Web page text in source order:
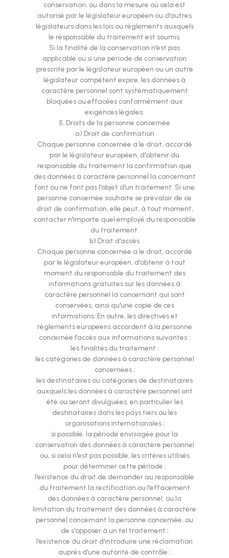
conservation, ou dans la mesure où cela est
autorisé par le législateur européen ou d'autres
législateurs dans les lois ou règlements auxquels
le responsable du traitement est soumis.
Si la finalité de la conservation n'est pas
applicable ou si une période de conservation
prescrite par le législateur européen ou un autre
législateur compétent expire, les données à
caractère personnel sont systématiquement
bloquées ou effacées conformément aux
exigences légales.
5. Droits de la personne concernée
a) Droit de confirmation
Chaque personne concernée a le droit, accordé
par le législateur européen, d'obtenir du
responsable du traitement la confirmation que
des données à caractère personnel la concernant
font ou ne font pas l'objet d'un traitement. Si une
personne concernée souhaite se prévaloir de ce
droit de confirmation, elle peut, à tout moment,
contacter n'importe quel employé du responsable
du traitement.
b) Droit d'accès
Chaque personne concernée a le droit, accordé
par le législateur européen, d'obtenir à tout
moment du responsable du traitement des
informations gratuites sur les données à
caractère personnel la concernant qui sont
conservées, ainsi qu'une copie de ces
informations. En outre, les directives et
règlements européens accordent à la personne
concernée l'accès aux informations suivantes :
les finalités du traitement ;
les catégories de données à caractère personnel
concernées ;
les destinataires ou catégories de destinataires
auxquels les données à caractère personnel ont
été ou seront divulguées, en particulier les
destinataires dans les pays tiers ou les
organisations internationales ;
si possible, la période envisagée pour la
conservation des données à caractère personnel
ou, si cela n'est pas possible, les critères utilisés
pour déterminer cette période ;
l'existence du droit de demander au responsable
du traitement la rectification ou l'effacement
des données à caractère personnel, ou la
limitation du traitement des données à caractère
personnel concernant la personne concernée, ou
de s'opposer à un tel traitement ;
l'existence du droit d'introduire une réclamation
auprès d'une autorité de contrôle ;